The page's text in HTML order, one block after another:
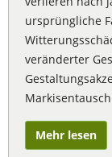
ursprüngliche
veränderter
Mehr lesen